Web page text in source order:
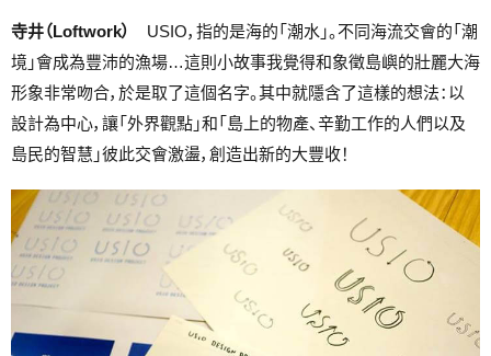
寺井（Loftwork） USIO，指的是海的「潮水」。不同海流交會的「潮
境」會成為豐沛的漁場…這則小故事我覺得和象徵島嶼的壯麗大海
形象非常吻合，於是取了這個名字。其中就隱含了這樣的想法：以
設計為中心，讓「外界觀點」和「島上的物產、辛勤工作的人們以及
島民的智慧」彼此交會激盪，創造出新的大豐收！